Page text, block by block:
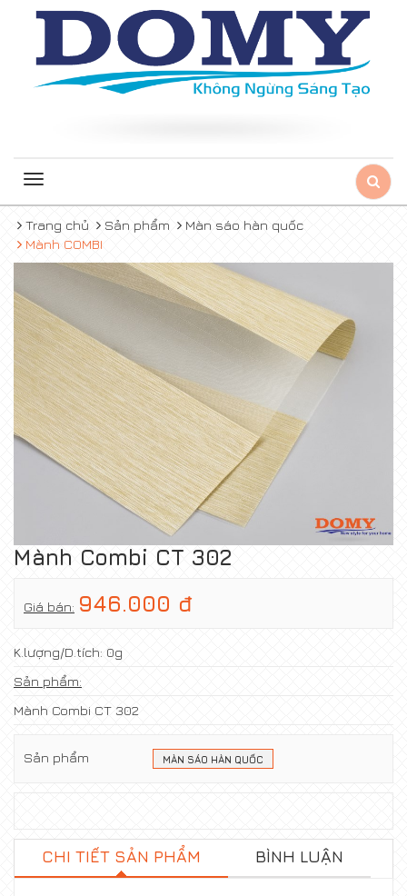
Toggle
Trang chủ
Sản phẩm
Màn sáo hàn quốc
Mành COMBI
Mành Combi CT 302
Giá bán: 946.000 đ
K.lượng/D.tích: 0g
Sản phẩm:
Mành Combi CT 302
Sản phẩm MÀN SÁO HÀN QUỐC
CHI TIẾT SẢN PHẨM BÌNH LUẬN